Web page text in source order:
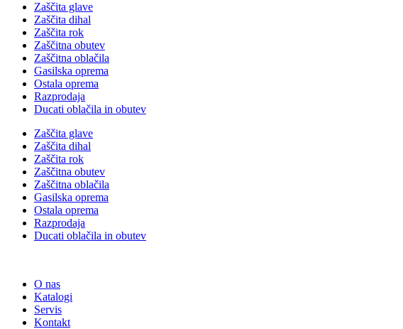
Zaščita glave
Zaščita dihal
Zaščita rok
Zaščitna obutev
Zaščitna oblačila
Gasilska oprema
Ostala oprema
Razprodaja
Ducati oblačila in obutev
Zaščita glave
Zaščita dihal
Zaščita rok
Zaščitna obutev
Zaščitna oblačila
Gasilska oprema
Ostala oprema
Razprodaja
Ducati oblačila in obutev
O nas
Katalogi
Servis
Kontakt